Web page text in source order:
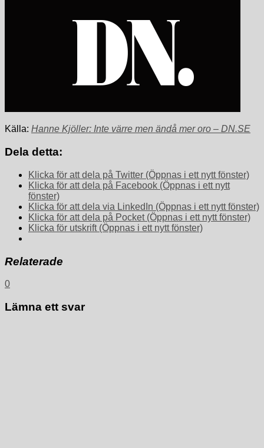
Källa: Hanne Kjöller: Inte värre men ändå mer oro – DN.SE
Dela detta:
Klicka för att dela på Twitter (Öppnas i ett nytt fönster)
Klicka för att dela på Facebook (Öppnas i ett nytt
fönster)
Klicka för att dela via LinkedIn (Öppnas i ett nytt fönster)
Klicka för att dela på Pocket (Öppnas i ett nytt fönster)
Klicka för utskrift (Öppnas i ett nytt fönster)
Relaterade
0
Lämna ett svar